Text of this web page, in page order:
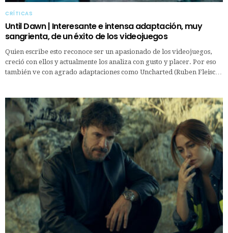
CRÍTICAS
Until Dawn | Interesante e intensa adaptación, muy
sangrienta, de un éxito de los videojuegos
Quien escribe esto reconoce ser un apasionado de los videojuegos,
creció con ellos y actualmente los analiza con gusto y placer. Por eso
también ve con agrado adaptaciones como Uncharted (Ruben Fleisc…